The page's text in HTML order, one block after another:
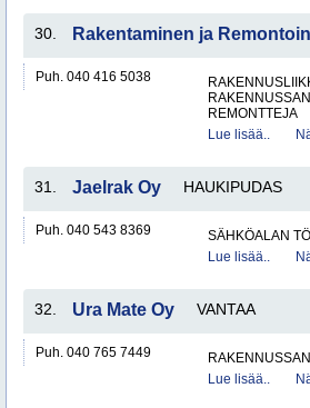
30. Rakentaminen ja
Puh. 040 416 5038
REMONTTEJA
Lue lisää..
31. Jaelrak Oy HAUKIPUDAS
Puh. 040 543 8369
SÄHKÖALAN
Lue lisää..
32. Ura Mate Oy VANTAA
Puh. 040 765 7449
Lue lisää..